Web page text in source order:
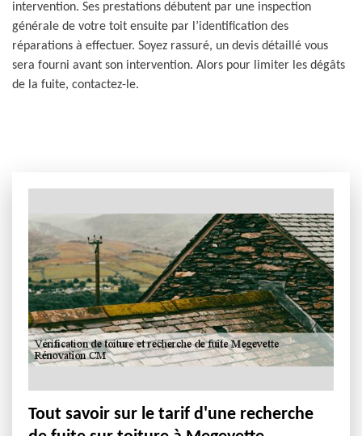
intervention. Ses prestations débutent par une inspection
générale de votre toit ensuite par l’identification des
réparations à effectuer. Soyez rassuré, un devis détaillé vous
sera fourni avant son intervention. Alors pour limiter les dégâts
de la fuite, contactez-le.
Tout savoir sur le tarif d'une recherche